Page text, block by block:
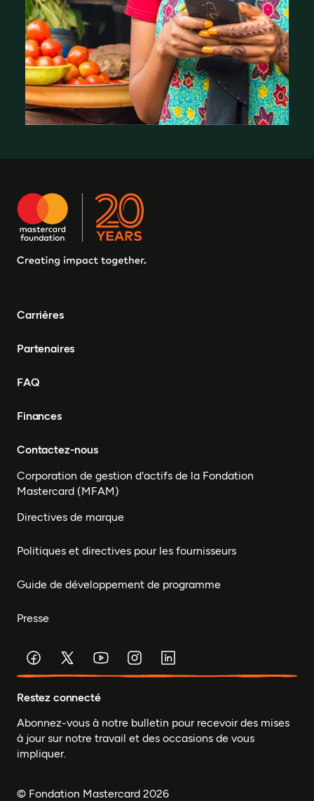
Carrières
Partenaires
FAQ
Finances
Contactez-nous
Corporation de gestion d'actifs de la Fondation
Mastercard (MFAM)
Directives de marque
Politiques et directives pour les fournisseurs
Guide de développement de programme
Presse
Restez connecté
Abonnez-vous à notre bulletin pour recevoir des mises
à jour sur notre travail et des occasions de vous
impliquer.
© Fondation Mastercard 2026